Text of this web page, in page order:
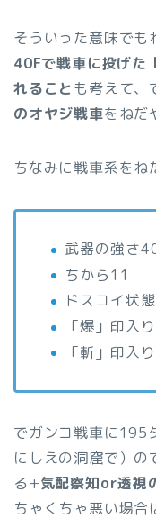
そういった意味でも
40Fで戦車に投げた
れること も考えて
のオヤジ戦車をねだ
ちなみに戦車系をね
武器の強さ
ちから11
ドスコイ状態
「爆」印入り
「斬」印入り
でガンコ戦車に195
にしえの洞窟で）の
る+気配察知or透視
ちゃくちゃ悪い場合